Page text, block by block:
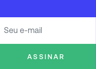
ASSINAR